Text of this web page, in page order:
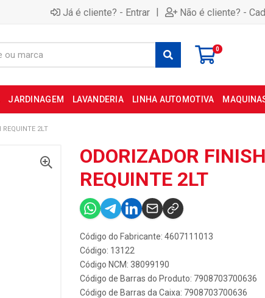
Já é cliente? - Entrar | Não é cliente? -
0
JARDINAGEM LAVANDERIA LINHA AUTOMOTIVA
REQUINTE 2LT
ODORIZADOR
REQUINTE 2LT
Código do Fabricante: 4607111013
Código: 13122
Código NCM: 38099190
Código de Barras do Produto: 7908703700636
Código de Barras da Caixa: 7908703700636